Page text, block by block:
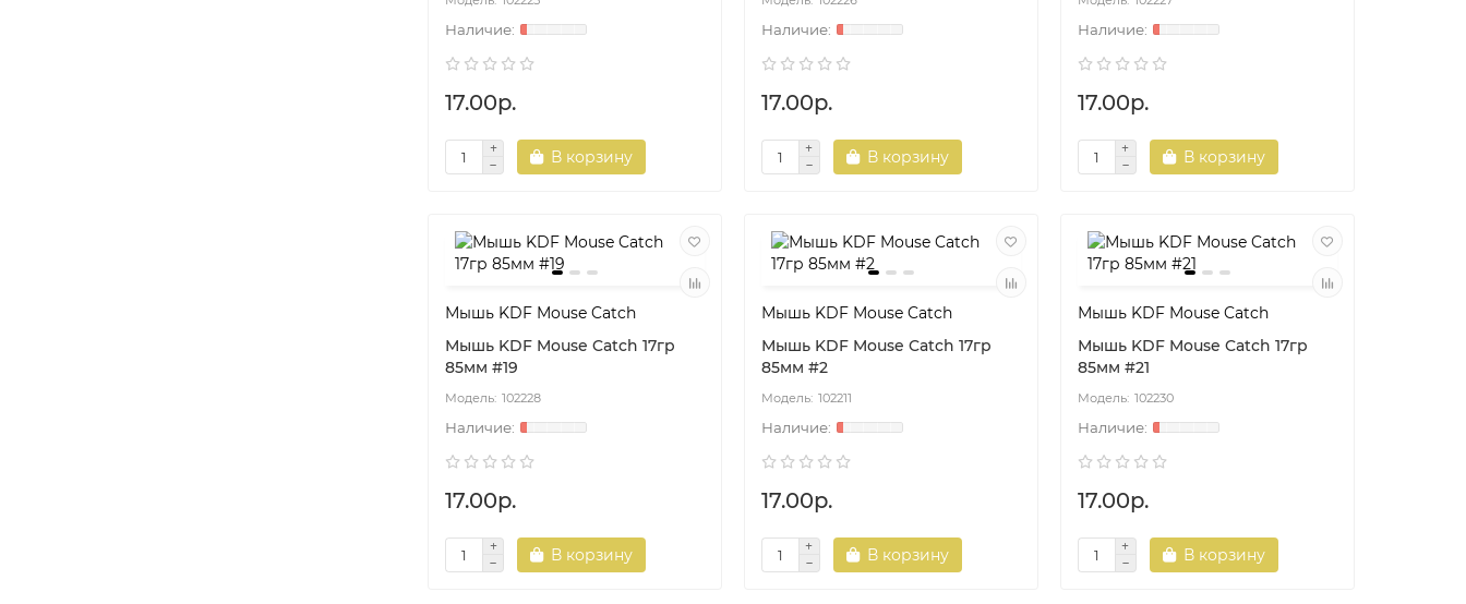
17.00р.
В корзину
17.00р.
В корзину
17.00р.
В корзину
Мышь KDF Mouse Catch
Мышь KDF Mouse Catch 17гр
85мм #19
102228
17.00р.
В корзину
Мышь KDF Mouse Catch
Мышь KDF Mouse Catch 17гр
85мм #2
102211
17.00р.
В корзину
Мышь KDF Mouse Catch
Мышь KDF Mouse Catch 17гр
85мм #21
102230
17.00р.
В корзину